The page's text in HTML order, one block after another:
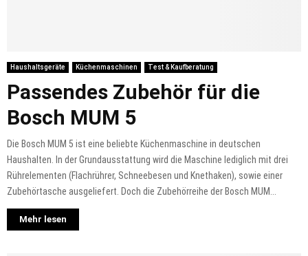
Haushaltsgeräte Küchenmaschinen Test & Kaufberatung
Passendes Zubehör für die
Bosch MUM 5
Die Bosch MUM 5 ist eine beliebte Küchenmaschine in deutschen
Haushalten. In der Grundausstattung wird die Maschine lediglich mit drei
Rührelementen (Flachrührer, Schneebesen und Knethaken), sowie einer
Zubehörtasche ausgeliefert. Doch die Zubehörreihe der Bosch MUM...
Mehr lesen